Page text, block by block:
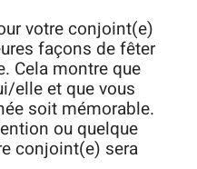
votre conjoint(e)
façons de fêter
Cela montre que
elle et que vous
soit mémorable.
ou quelque
conjoint(e) sera